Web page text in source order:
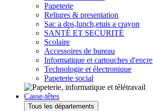
Papeterie
Reliures & presentation
Sac a dos,lunch,etuis a crayon
SANTÉ ET SECURITÉ
Scolaire
Accessoires de bureau
Informatique et cartouches d'encre
Technologie et électronique
Papeterie social
Casse-têtes
Tous les départements